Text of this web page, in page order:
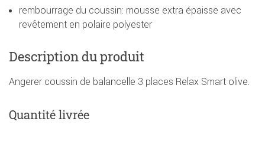
rembourrage du coussin: mousse extra épaisse avec
revêtement en polaire polyester
Description du produit
Angerer coussin de balancelle 3 places Relax Smart olive.
Quantité livrée